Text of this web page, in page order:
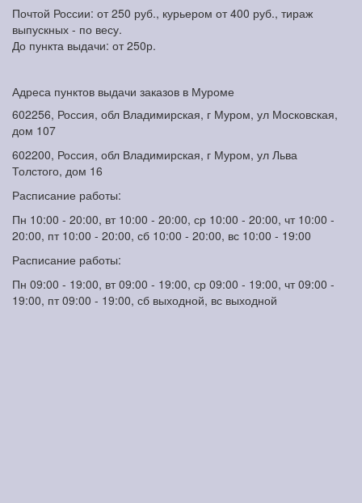
Почтой России: от 250 руб., курьером от 400 руб., тираж
выпускных - по весу.
До пункта выдачи: от 250р.
Адреса пунктов выдачи заказов в Муроме
602256, Россия, обл Владимирская, г Муром, ул Московская,
дом 107
602200, Россия, обл Владимирская, г Муром, ул Льва
Толстого, дом 16
Расписание работы:
Пн 10:00 - 20:00, вт 10:00 - 20:00, ср 10:00 - 20:00, чт 10:00 -
20:00, пт 10:00 - 20:00, сб 10:00 - 20:00, вс 10:00 - 19:00
Расписание работы:
Пн 09:00 - 19:00, вт 09:00 - 19:00, ср 09:00 - 19:00, чт 09:00 -
19:00, пт 09:00 - 19:00, сб выходной, вс выходной